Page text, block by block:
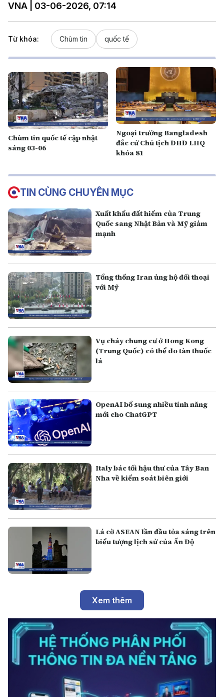
VNA | 03-06-2026, 07:14
Từ khóa: Chùm tin quốc tế
Chùm tin quốc tế cập nhật
sáng 03-06
Ngoại trưởng Bangladesh
đắc cử Chủ tịch ĐHĐ LHQ
khóa 81
TIN CÙNG CHUYÊN MỤC
Xuất khẩu đất hiếm của Trung
Quốc sang Nhật Bản và Mỹ giảm
mạnh
Tổng thống Iran ủng hộ đối thoại
với Mỹ
Vụ cháy chung cư ở Hong Kong
(Trung Quốc) có thể do tàn thuốc
lá
OpenAI bổ sung nhiều tính năng
mới cho ChatGPT
Italy bác tối hậu thư của Tây Ban
Nha về kiểm soát biên giới
Lá cờ ASEAN lần đầu tỏa sáng trên
biểu tượng lịch sử của Ấn Độ
Xem thêm